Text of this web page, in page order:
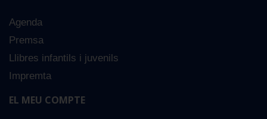
Agenda
Premsa
Llibres infantils i juvenils
Impremta
EL MEU COMPTE